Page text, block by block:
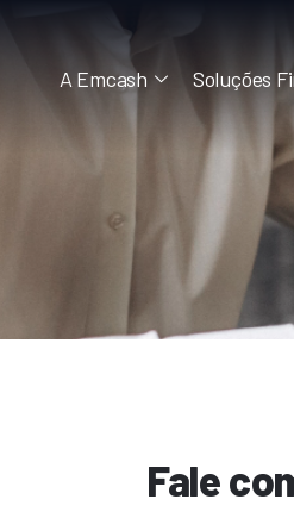
A Emcash Soluções
Fale